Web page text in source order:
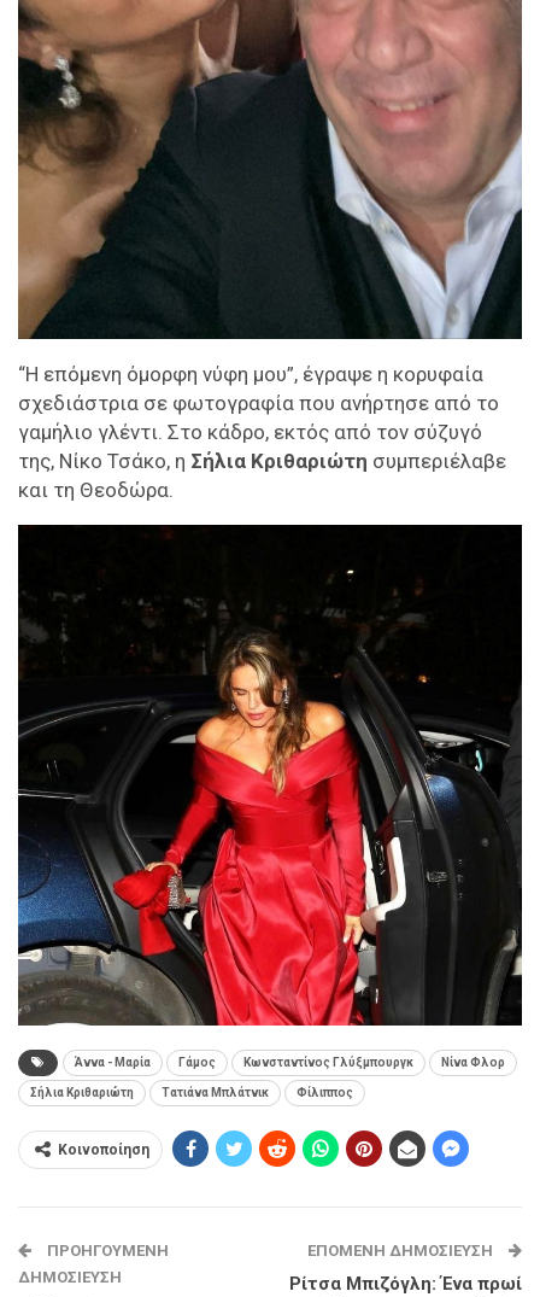
“Η επόμενη όμορφη νύφη μου”, έγραψε η κορυφαία
σχεδιάστρια σε φωτογραφία που ανήρτησε από το
γαμήλιο γλέντι. Στο κάδρο, εκτός από τον σύζυγό
της, Νίκο Τσάκο, η Σήλια Κριθαριώτη συμπεριέλαβε
και τη Θεοδώρα.
Άννα - Μαρία Γάμος Κωνσταντίνος Γλύξμπουργκ Νίνα Φλορ
Σήλια Κριθαριώτη Τατιάνα Μπλάτνικ Φίλιππος
Κοινοποίηση
ΠΡΟΗΓΟΎΜΕΝΗ
ΔΗΜΟΣΊΕΥΣΗ
ΕΠΌΜΕΝΗ ΔΗΜΟΣΊΕΥΣΗ
Ρίτσα Μπιζόγλη: Ένα πρωί